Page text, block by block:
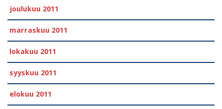
joulukuu 2011
marraskuu 2011
lokakuu 2011
syyskuu 2011
elokuu 2011